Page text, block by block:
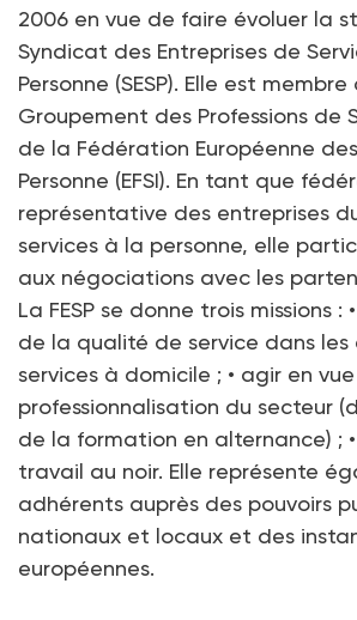
2006 en vue de faire évoluer la
Syndicat des Entreprises de
Personne (SESP). Elle est membre
Groupement des Professions de
de la Fédération Européenne
Personne (EFSI). En tant que
représentative des entreprises
services à la personne, elle
aux négociations avec les
La FESP se donne trois missions :
de la qualité de service dans les
services à domicile ; • agir en
professionnalisation du secteur
de la formation en alternance) ;
travail au noir. Elle représente
adhérents auprès des pouvoirs
nationaux et locaux et des
européennes.